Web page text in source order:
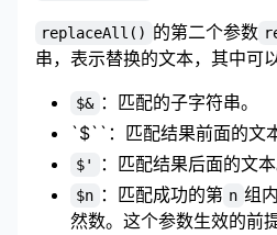
replaceAll() 的第二个参数
串，表示替换的文本，其中可
$& ：匹配的子字符串。
`$``：匹配结果前面的文本
$' ：匹配结果后面的文本
$n ：匹配成功的第 n 组
然数。这个参数生效的前